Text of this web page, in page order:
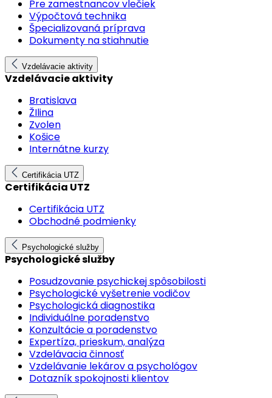
Pre zamestnancov vlečiek
Výpočtová technika
Špecializovaná príprava
Dokumenty na stiahnutie
Vzdelávacie aktivity
Vzdelávacie aktivity
Bratislava
ŽIlina
Zvolen
Košice
Internátne kurzy
Certifikácia UTZ
Certifikácia UTZ
Certifikácia UTZ
Obchodné podmienky
Psychologické služby
Psychologické služby
Posudzovanie psychickej spôsobilosti
Psychologické vyšetrenie vodičov
Psychologická diagnostika
Individuálne poradenstvo
Konzultácie a poradenstvo
Expertíza, prieskum, analýza
Vzdelávacia činnosť
Vzdelávanie lekárov a psychológov
Dotazník spokojnosti klientov